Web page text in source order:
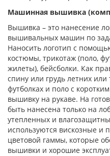
Машинная вышивка
Вышивка – это нанесение
вышивальных машин по
Наносить логотип с
костюмы, трикотаж (поло,
жилеты), бейсболки. Как
спину или грудь летних
футболках и поло с
вышивку на рукаве. На
быть нанесена только на
утепленных и
используются вискозные
цветовой гаммы, которые
вышивки и хорошие